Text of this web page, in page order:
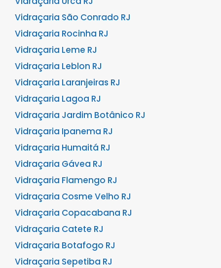
Vidraçaria São Conrado RJ
Vidraçaria Rocinha RJ
Vidraçaria Leme RJ
Vidraçaria Leblon RJ
Vidraçaria Laranjeiras RJ
Vidraçaria Lagoa RJ
Vidraçaria Jardim Botânico RJ
Vidraçaria Ipanema RJ
Vidraçaria Humaitá RJ
Vidraçaria Gávea RJ
Vidraçaria Flamengo RJ
Vidraçaria Cosme Velho RJ
Vidraçaria Copacabana RJ
Vidraçaria Catete RJ
Vidraçaria Botafogo RJ
Vidraçaria Sepetiba RJ